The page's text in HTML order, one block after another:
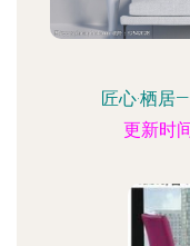
匠心·栖居
更新时